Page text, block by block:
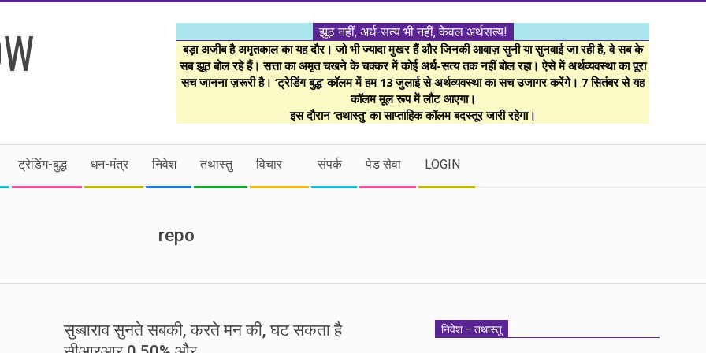
झूठ नहीं, अर्ध-सत्य भी नहीं, केवल अर्थसत्य!
बड़ा अजीब है अमृतकाल का यह दौर। जो भी ज्यादा मुखर हैं और जिनकी आवाज़ सुनी या सुनवाई जा रही है, वे सब के
सब झूठ बोल रहे हैं। सत्ता का अमृत चखने के चक्कर में कोई अर्ध-सत्य तक नहीं बोल रहा। ऐसे में अर्थव्यवस्था का पूरा
सच जानना ज़रूरी है। ‘ट्रेडिंग बुद्ध’ कॉलम में हम 13 जुलाई से अर्थव्यवस्था का सच उजागर करेंगे। 7 सितंबर से यह
कॉलम मूल रूप में लौट आएगा।
इस दौरान ‘तथास्तु’ का साप्ताहिक कॉलम बदस्तूर जारी रहेगा।
ट्रेडिंग-बुद्ध धन-मंत्र निवेश तथास्तु विचार संपर्क पेड सेवा LOGIN
repo
सुब्बाराव सुनते सबकी, करते मन की, घट सकता है
निवेश – तथास्तु